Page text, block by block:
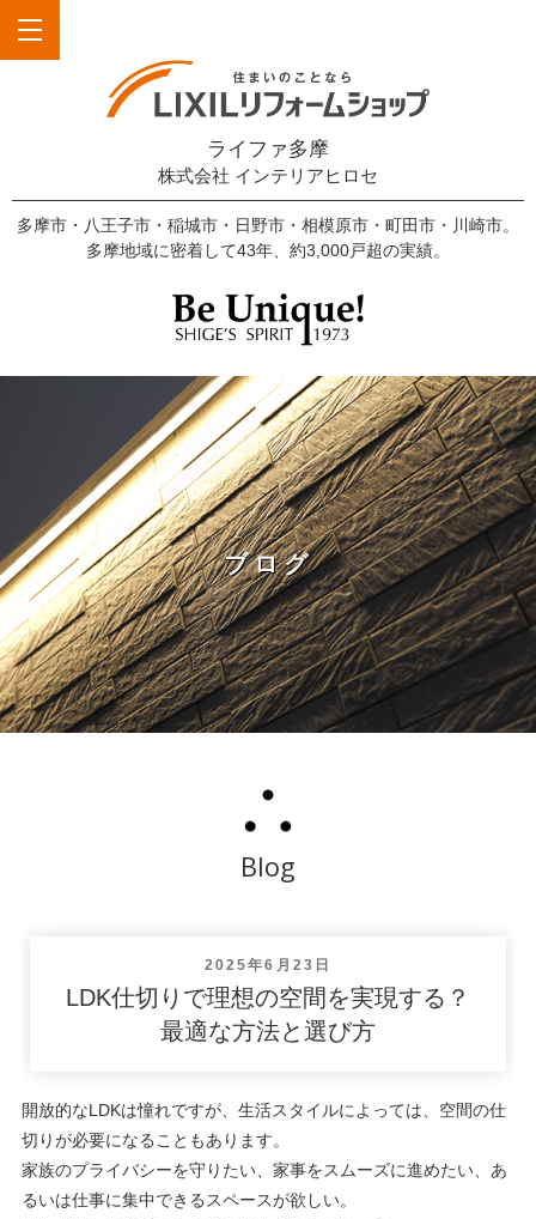
ライファ多摩
株式会社 インテリアヒロセ
多摩市・八王子市・稲城市・日野市・相模原市・町田市・川崎市。
多摩地域に密着して43年、約3,000戸超の実績。
ブログ
Blog
投
稿
日:
2025年6月23日
LDK仕切りで理想の空間を実現する？
最適な方法と選び方
開放的なLDKは憧れですが、生活スタイルによっては、空間の仕
切りが必要になることもあります。
家族のプライバシーを守りたい、家事をスムーズに進めたい、あ
るいは仕事に集中できるスペースが欲しい。